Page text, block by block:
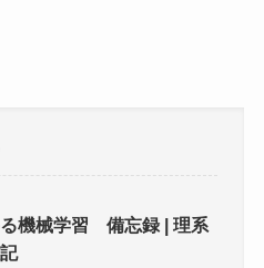
機械学習 備忘録 | 理系